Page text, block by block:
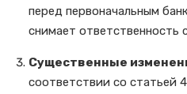
перед первоначальным
снимает ответственность
Существенные
соответствии со статьей